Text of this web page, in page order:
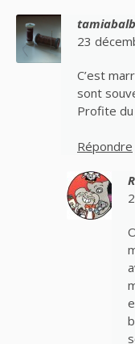
23
C’est
sont
Profite du
Répondre